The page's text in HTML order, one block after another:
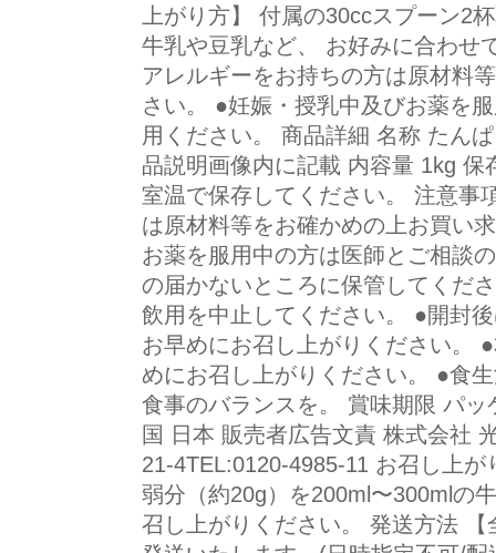
上がり方】 付属の30ccスプーン2
牛乳や豆乳など、 お好みに合わせ
アレルギーをお持ちの方は原材料
さい。 ●妊娠・授乳中及びお薬を
用ください。 商品詳細 名称 たん
品説明画像内に記載 内容量 1kg
室温で保存してください。 注意事
は原材料等をお確かめの上お買い
お薬を服用中の方は医師とご相談
の届かないところに保管してくだ
飲用を中止してください。 ●開封
お早めにお召し上がりください。
めにお召し上がりください。 ●食
食事のバランスを。 賞味期限 パ
国 日本 販売者広告文責 株式会社
21-4TEL:0120-4985-11 お召し上
弱分（約20g）を200ml〜300mlの
召し上がりください。 発送方法